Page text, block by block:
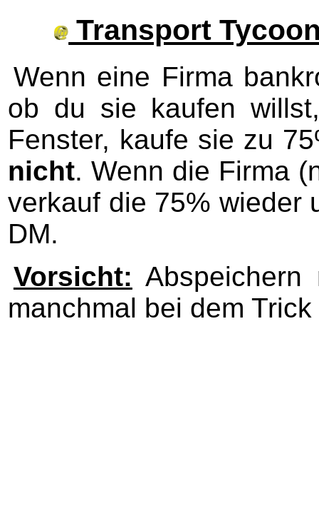
Transport
Wenn eine Firma
ob du sie kaufen
Fenster, kaufe sie zu
nicht. Wenn die Firma
verkauf die 75% wieder
DM.
Vorsicht:
manchmal bei dem